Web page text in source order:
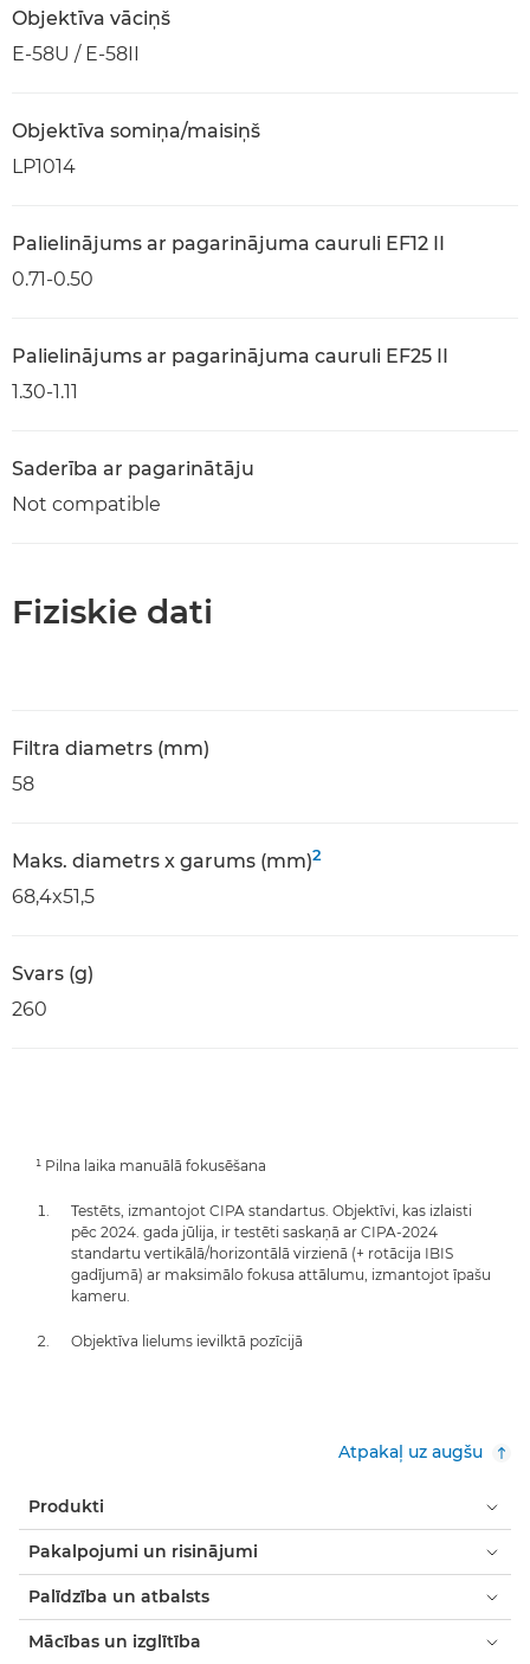
Objektīva vāciņš
E-58U / E-58II
Objektīva somiņa/maisiņš
LP1014
Palielinājums ar pagarinājuma cauruli EF12 II
0.71-0.50
Palielinājums ar pagarinājuma cauruli EF25 II
1.30-1.11
Saderība ar pagarinātāju
Not compatible
Fiziskie dati
Filtra diametrs (mm)
58
Maks. diametrs x garums (mm)2
68,4x51,5
Svars (g)
260
¹ Pilna laika manuālā fokusēšana
Testēts, izmantojot CIPA standartus. Objektīvi, kas izlaisti
pēc 2024. gada jūlija, ir testēti saskaņā ar CIPA-2024
standartu vertikālā/horizontālā virzienā (+ rotācija IBIS
gadījumā) ar maksimālo fokusa attālumu, izmantojot īpašu
kameru.
Objektīva lielums ievilktā pozīcijā
Atpakaļ uz augšu
Produkti
Pakalpojumi un risinājumi
Palīdzība un atbalsts
Mācības un izglītība